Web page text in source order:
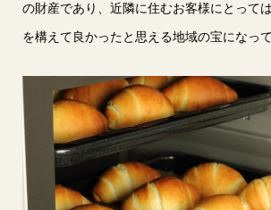
の財産であり、近隣に住むお客様にとって
を構えて良かったと思える地域の宝になって